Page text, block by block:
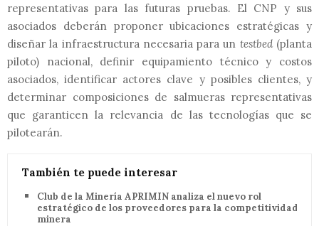
representativas para las futuras pruebas. El CNP y sus
asociados deberán proponer ubicaciones estratégicas y
diseñar la infraestructura necesaria para un testbed(planta
piloto) nacional, definir equipamiento técnico y costos
asociados, identificar actores clave y posibles clientes, y
determinar composiciones de salmueras representativas
que garanticen la relevancia de las tecnologías que se
pilotearán.
También te puede interesar
Club de la Minería APRIMIN analiza el nuevo rol
estratégico de los proveedores para la competitividad
minera